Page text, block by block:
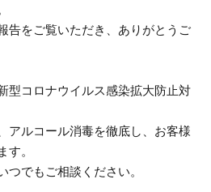
告をご覧いただき、ありがとうご
型コロナウイルス感染拡大防止対
アルコール消毒を徹底し、お客様
す。
つでもご相談ください。